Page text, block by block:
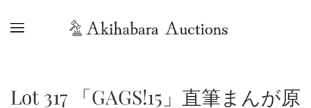
Lot 317 「GAGS!15」直筆まんが原